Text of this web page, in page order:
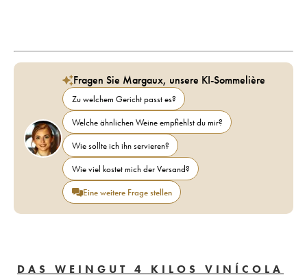
Fragen Sie Margaux, unsere KI-Sommelière
Zu welchem Gericht passt es?
Welche ähnlichen Weine empfiehlst du mir?
Wie sollte ich ihn servieren?
Wie viel kostet mich der Versand?
Eine weitere Frage stellen
DAS WEINGUT 4 KILOS VINÍCOLA